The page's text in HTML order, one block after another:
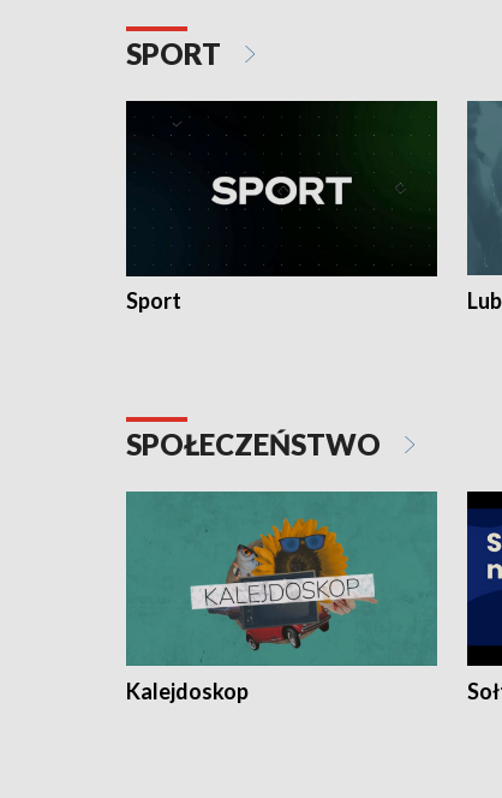
SPORT
Sport
SPOŁECZEŃSTWO
Kalejdoskop